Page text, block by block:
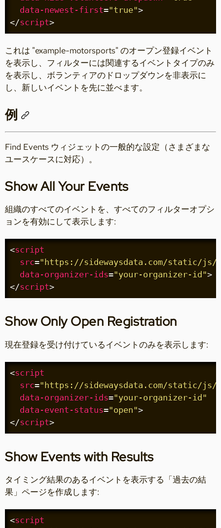
data-newest-first="true">
</script>
これは "example-motorsports" のオープン登録イベント
を表示し、フィルターには関連するイベントタイプのみ
を表示し、ボランティアのドロップダウンを非表示に
し、新しいイベントを先に並べます。
例
Find Events ウィジェットの一般的な設定（さまざまな
ユースケースに対応）。
Show All Your Events
組織のすべてのイベントを、すべてのフィルターオプシ
ョンを有効にして表示します:
<script
src="https://sidewaysdata.com/static/js/
data-organizer-ids="your-organizer-id">
</script>
Show Only Open Registration
現在登録を受け付けているイベントのみを表示します:
<script
src="https://sidewaysdata.com/static/js/
data-organizer-ids="your-organizer-id"
data-event-status="open">
</script>
Show Events with Results
タイミング結果のあるイベントを表示する「過去の結
果」ページを作成します:
<script